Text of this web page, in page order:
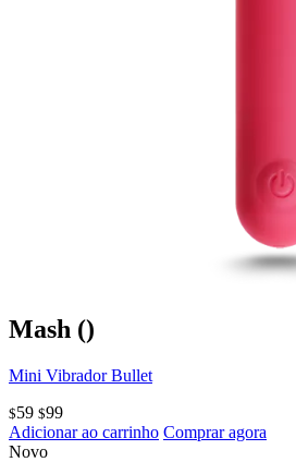
Mash ()
Mini Vibrador Bullet
$59 $99
Adicionar ao carrinho Comprar agora
Novo